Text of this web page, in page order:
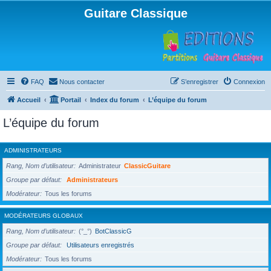
Guitare Classique
FAQ Nous contacter Connexion
S’enregistrer
Accueil Portail Index du forum L’équipe du forum
L’équipe du forum
ADMINISTRATEURS
Rang, Nom d’utilisateur Administrateur ClassicGuitare
Groupe par défaut
Administrateurs
Modérateur
Tous les forums
MODÉRATEURS GLOBAUX
Rang, Nom d’utilisateur (°_°) BotClassicG
Groupe par défaut
Utilisateurs enregistrés
Modérateur
Tous les forums